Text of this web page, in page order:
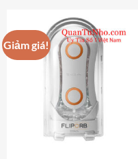
Giảm giá!